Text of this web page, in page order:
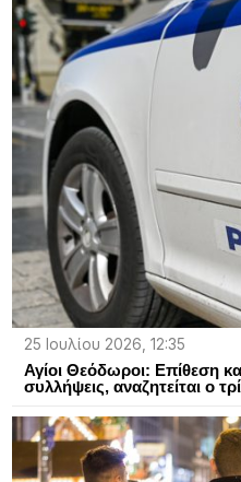
25 Ιουλίου 2026, 12:35
Αγίοι Θεόδωροι: Επίθεση
συλλήψεις, αναζητείται ο